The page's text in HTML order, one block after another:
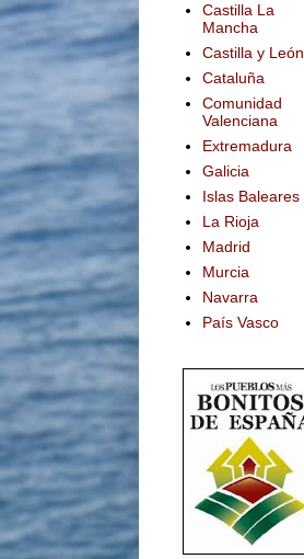
Castilla La
Mancha
Castilla y León
Cataluña
Comunidad
Valenciana
Extremadura
Galicia
Islas Baleares
La Rioja
Madrid
Murcia
Navarra
País Vasco